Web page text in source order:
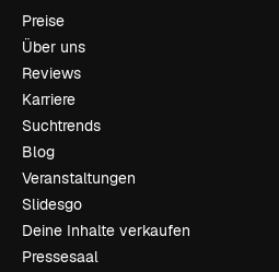
Preise
Über uns
Reviews
Karriere
Suchtrends
Blog
Veranstaltungen
Slidesgo
Deine Inhalte verkaufen
Pressesaal